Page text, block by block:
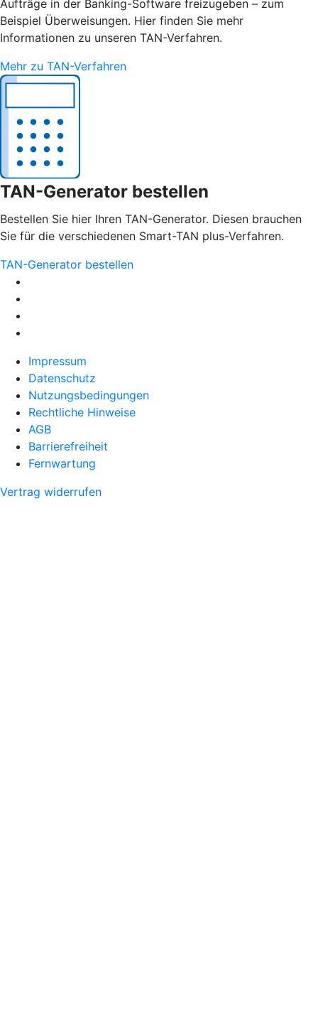
Aufträge in der Banking-Software freizugeben – zum
Beispiel Überweisungen. Hier finden Sie mehr
Informationen zu unseren TAN-Verfahren.
Mehr zu TAN-Verfahren
TAN-Generator bestellen
Bestellen Sie hier Ihren TAN-Generator. Diesen brauchen
Sie für die verschiedenen Smart-TAN plus-Verfahren.
TAN-Generator bestellen
Impressum
Datenschutz
Nutzungsbedingungen
Rechtliche Hinweise
AGB
Barrierefreiheit
Fernwartung
Vertrag widerrufen